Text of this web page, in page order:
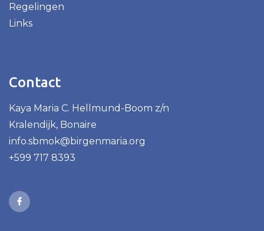
Regelingen
Links
Contact
Kaya Maria C. Hellmund-Boom z/n
Kralendijk, Bonaire
info.sbmok@birgenmaria.org
+599 717 8393